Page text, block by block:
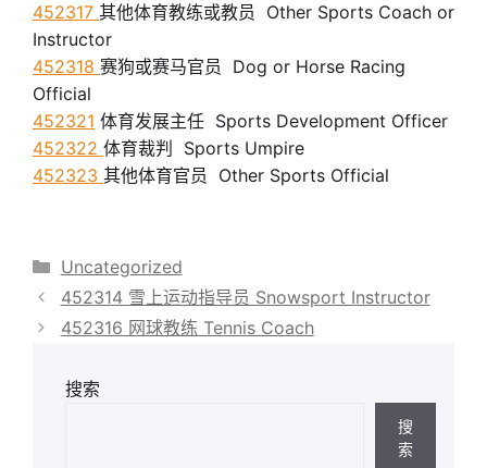
452317 其他体育教练或教员 Other Sports Coach or
Instructor
452318 赛狗或赛马官员 Dog or Horse Racing
Official
452321 体育发展主任 Sports Development Officer
452322 体育裁判 Sports Umpire
452323 其他体育官员 Other Sports Official
分
类
Uncategorized
452314 雪上运动指导员 Snowsport Instructor
452316 网球教练 Tennis Coach
搜索
搜
索